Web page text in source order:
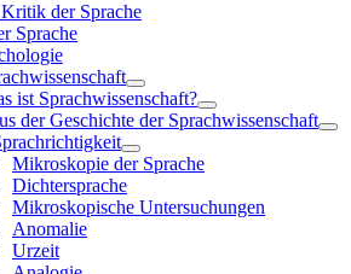
der Sprache
Sprache
ist Sprachwissenschaft?
der Geschichte der Sprachwissenschaft
Mikroskopie der Sprache
Dichtersprache
Mikroskopische Untersuchungen
Anomalie
Urzeit